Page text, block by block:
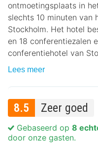
ontmoetingsplaats in
slechts 10 minuten van
Stockholm. Het hotel
en 18 conferentiezalen
conferentiehotel van
Lees meer
8.5 Zeer goed
Gebaseerd op 8
door onze gasten.